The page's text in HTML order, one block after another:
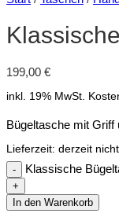
199,00 €
inkl. 19% MwSt.
Bügeltasche mit Griff
Lieferzeit: derzeit
Klassische
In den Warenkorb